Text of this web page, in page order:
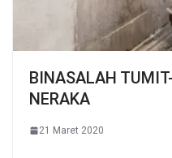
BINASALAH
NERAKA
21 Maret 2020